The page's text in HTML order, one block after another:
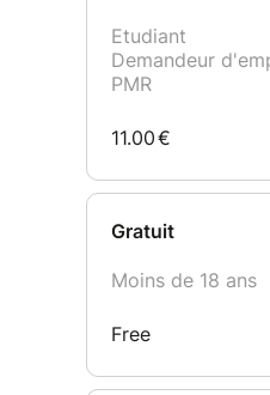
Etudiant
Demandeur
PMR
11.00€
Gratuit
Moins de 18 ans
Free